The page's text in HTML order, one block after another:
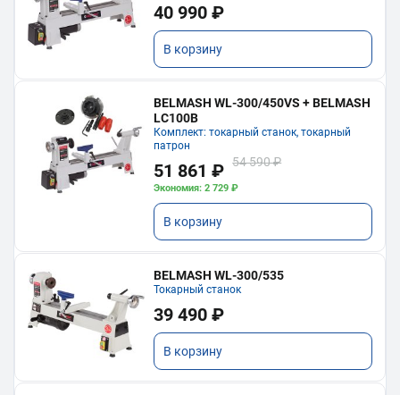
40 990 ₽
В корзину
BELMASH WL-300/450VS + BELMASH
LC100B
Комплект: токарный станок, токарный
патрон
51 861 ₽ 54 590 ₽
Экономия: 2 729 ₽
В корзину
BELMASH WL-300/535
Токарный станок
39 490 ₽
В корзину